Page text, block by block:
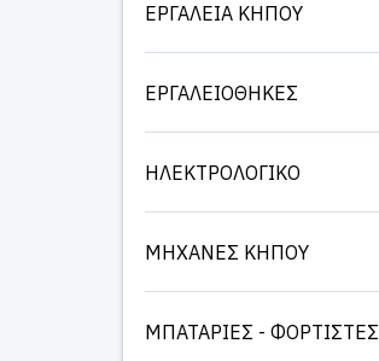
ΕΡΓΑΛΕΙΑ ΚΗΠΟΥ
ΕΡΓΑΛΕΙΟΘΗΚΕΣ
ΗΛΕΚΤΡΟΛΟΓΙΚΟ
ΜΗΧΑΝΕΣ ΚΗΠΟΥ
ΜΠΑΤΑΡΙΕΣ - ΦΟΡΤΙΣΤΕΣ